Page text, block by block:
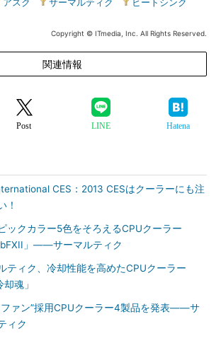
Copyright © ITmedia, Inc. All Rights Reserved.
関連情報
Post LINE Hatena
CES：2013 CESはクーラーにも注
！
ックカラー5色をそろえるCPUクーラー
」――サーマルティク
ティク、冷却性能を高めたCPUクーラー
却魂」
ファン”採用CPUクーラー4製品を発表――サ
ィク